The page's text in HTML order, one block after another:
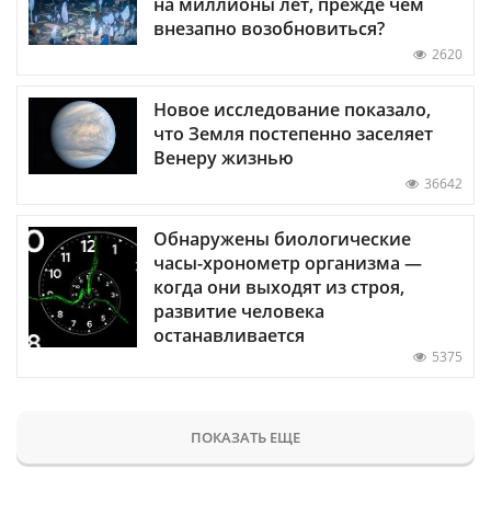
внезапно возобновиться?
2620
Новое исследование показало,
что Земля постепенно заселяет
Венеру жизнью
36642
Обнаружены биологические
часы-хронометр организма —
когда они выходят из строя,
развитие человека
останавливается
5375
ПОКАЗАТЬ ЕЩЕ